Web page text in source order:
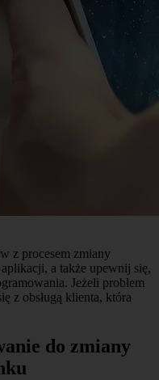
z procesem zmiany
a także upewnij się,
Jeżeli problem
z obsługą klienta, która
do zmiany